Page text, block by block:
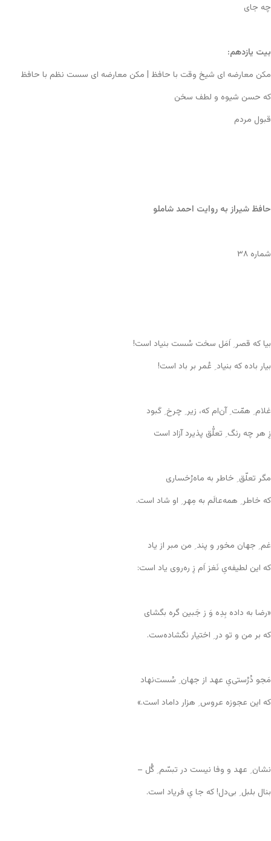
چه جای
بیت یازدهم:
مکن معارضه ای شیخ وقت با حافظ | مکن معارضه ای سست نظم با حافظ
که حسن شیوه و لطف سخن
قبول مردم
حافظ شیراز به روایت احمد شاملو
شماره ۳۸
بیا که قصر ِ اَمَل سخت سُست بنیاد است!
بیار باده که بنیاد ِ عُمر بر باد است!
غلام ِ همّت ِ آن‌ام که، زیر ِ چرخ ِ کَبود
زِ هر چه رنگ ِ تعلُّق پذیرد آزاد است
مگر تعلّق ِ خاطر به ماه‌رُخساری
که خاطر ِ همه‌عالَم به مِهر ِ او شاد است.
غم ِ جهان مخور و پند ِ من مبر از یاد
که این لطیفه‌یِ نَغز اَم زِ ره‌روی یاد است:
«رضا به داده بِدِه وَ ز جَبین گره بگشای
که بر من و تو در ِ اختیار نگشاده‌ست.
مَجو دُرُستی‌یِ عهد از جهان ِ سُست‌نهاد
که این عجوزه عروس ِ هزار داماد است.»
نشان ِ عهد و وفا نیست در تبسّم ِ گُل –
بنال بلبل ِ بی‌دل! که جا یِ فریاد است.